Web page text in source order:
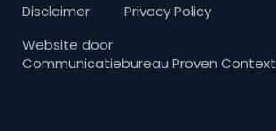
Disclaimer
Privacy Policy
Website door
Communicatiebureau Proven Context